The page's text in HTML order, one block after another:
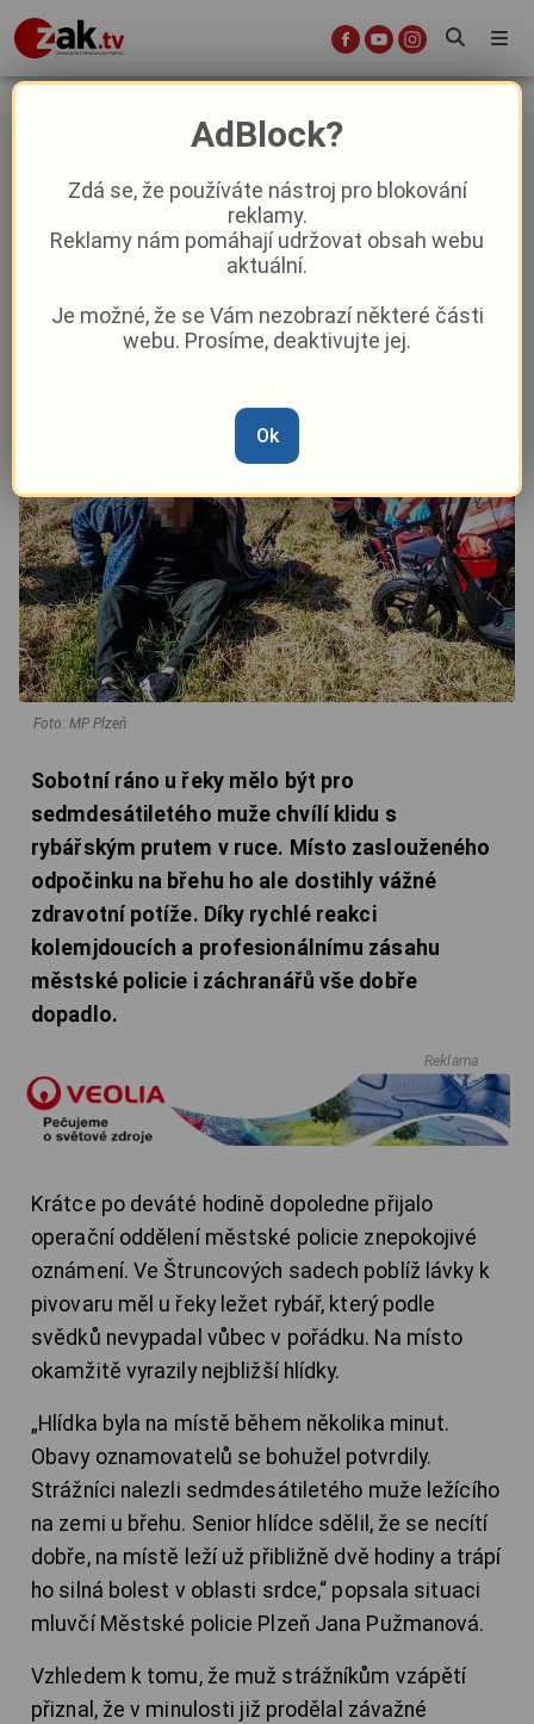
Drama u řeky. Senior bojoval s
bolestí u srdce, zachránili ho
strážníci a všímaví kolemjdoucí
Aktuality Krimi
Marie Osvaldová –8. 6.|10:50
Foto: MP Plzeň
Sobotní ráno u řeky mělo být pro
sedmdesátiletého muže chvílí klidu s
rybářským prutem v ruce. Místo zaslouženého
odpočinku na břehu ho ale dostihly vážné
zdravotní potíže. Díky rychlé reakci
kolemjdoucích a profesionálnímu zásahu
městské policie i záchranářů vše dobře
dopadlo.
Reklama
Krátce po deváté hodině dopoledne přijalo
operační oddělení městské policie znepokojivé
oznámení. Ve Štruncových sadech poblíž lávky k
pivovaru měl u řeky ležet rybář, který podle
svědků nevypadal vůbec v pořádku. Na místo
okamžitě vyrazily nejbližší hlídky.
„Hlídka byla na místě během několika minut.
Obavy oznamovatelů se bohužel potvrdily.
Strážníci nalezli sedmdesátiletého muže ležícího
na zemi u břehu. Senior hlídce sdělil, že se necítí
dobře, na místě leží už přibližně dvě hodiny a trápí
ho silná bolest v oblasti srdce,“ popsala situaci
mluvčí Městské policie Plzeň Jana Pužmanová.
Vzhledem k tomu, že muž strážníkům vzápětí
přiznal, že v minulosti již prodělal závažné
AdBlock?
Zdá se, že používáte nástroj pro blokování
reklamy.
Reklamy nám pomáhají udržovat obsah webu
aktuální.
Je možné, že se Vám nezobrazí některé části
webu. Prosíme, deaktivujte jej.
Ok